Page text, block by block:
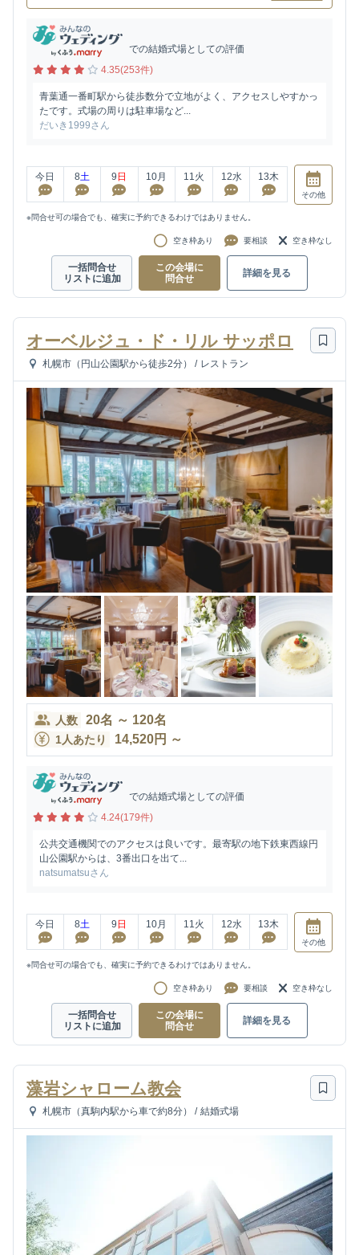
での結婚式場としての評価
4.35(253件)
青葉通一番町駅から徒歩数分で立地がよく、アクセスしやすかっ
たです。式場の周りは駐車場など...
だいき1999さん
今日 8土 9 日 10月 11火 12水 13木
その他
※問合せ可の場合でも、確実に予約できるわけではありません。
空き枠あり 要相談 空き枠なし
一括問合せ
リストに追加
この会場に
問合せ
詳細を見る
オーベルジュ・ド・リル サッポロ
札幌市（円山公園駅から徒歩2分） / レストラン
人数 20名 ～ 120名
1人あたり 14,520円 ～
での結婚式場としての評価
4.24(179件)
公共交通機関でのアクセスは良いです。最寄駅の地下鉄東西線円
山公園駅からは、3番出口を出て...
natsumatsuさん
今日 8土 9 日 10月 11火 12水 13木
その他
※問合せ可の場合でも、確実に予約できるわけではありません。
空き枠あり 要相談 空き枠なし
一括問合せ
リストに追加
この会場に
問合せ
詳細を見る
藻岩シャローム教会
札幌市（真駒内駅から車で約8分） / 結婚式場